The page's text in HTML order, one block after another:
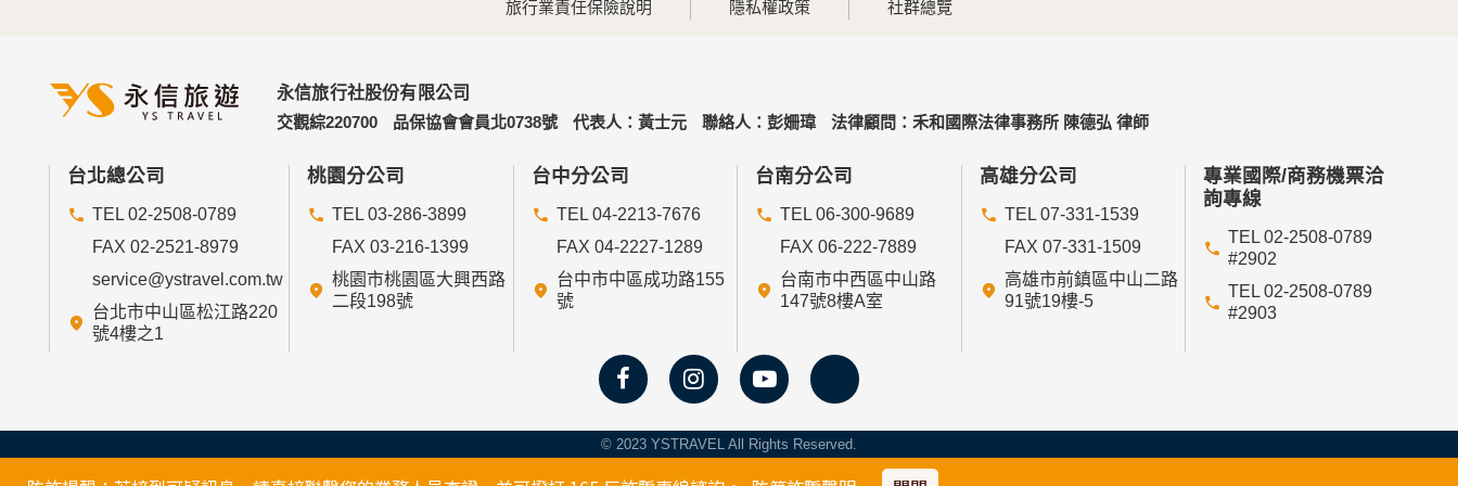
旅行業責任保險說明 隱私權政策 社群總覽
永信旅行社股份有限公司
交觀綜220700
品保協會會員北0738號 代表人：黃士元 聯絡人：彭姍瑋 法律顧問：禾和國際法律事務所 陳德弘 律師
台北總公司
TEL 02-2508-0789
FAX 02-2521-8979
service@ystravel.com.tw
台北市中山區松江路220
號4樓之1
桃園分公司
TEL 03-286-3899
FAX 03-216-1399
桃園市桃園區大興西路
二段198號
台中分公司
TEL 04-2213-7676
FAX 04-2227-1289
台中市中區成功路155
號
台南分公司
TEL 06-300-9689
FAX 06-222-7889
台南市中西區中山路
147號8樓A室
高雄分公司
TEL 07-331-1539
FAX 07-331-1509
高雄市前鎮區中山二路
91號19樓-5
專業國際/商務機票洽
詢專線
TEL 02-2508-0789
#2902
TEL 02-2508-0789
#2903
© 2023 YSTRAVEL All Rights Reserved.